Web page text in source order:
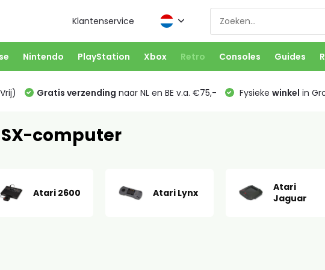
Klantenservice
Nintendo PlayStation Xbox Retro Consoles Guides
Gratis verzending naar NL en BE v.a. €75,- Fysieke winkel in
computer
Atari 2600 Atari Lynx
Atari
Jaguar